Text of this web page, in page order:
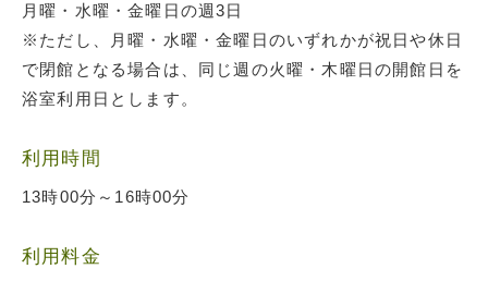
月曜・水曜・金曜日の週3日
※ただし、月曜・水曜・金曜日のいずれかが祝日や休日
で閉館となる場合は、同じ週の火曜・木曜日の開館日を
浴室利用日とします。
利用時間
13時00分～16時00分
利用料金